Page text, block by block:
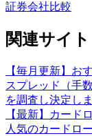
証券会社比較
関連サイト
【毎月更新】お
スプレッド（手
を調査し決定し
【最新】カード
人気のカードロ